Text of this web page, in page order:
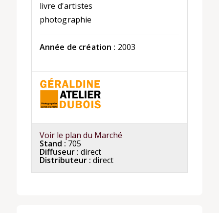
livre d'artistes
photographie
Année de création : 2003
Voir le plan du Marché
Stand : 705
Diffuseur : direct
Distributeur : direct